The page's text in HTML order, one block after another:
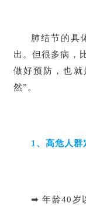
肺结节的具
出。但很多病，
做好预防，也就
然”。
1、高危人群
➡ 年龄40岁